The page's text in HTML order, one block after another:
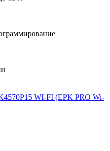
WI-FI (EPK PRO Wi-